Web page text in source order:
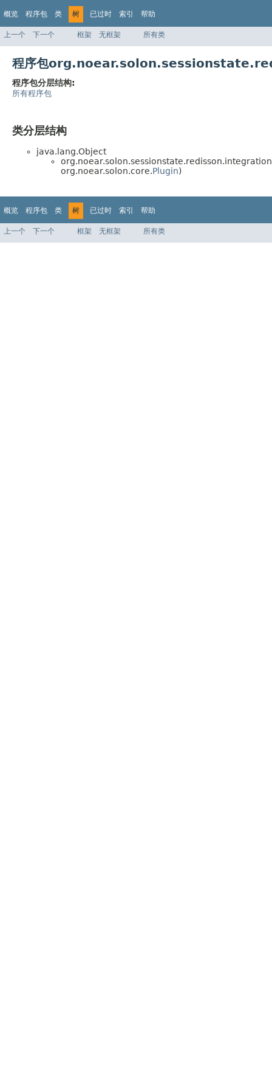
概览 程序包 类 树 已过时 索引 帮助
上一个 下一个 框架 无框架 所有类
程序包
程序包分层结构:
所有程序包
类分层结构
java.lang.Object
org.noear.solon.core.Plugin)
概览 程序包 类 树 已过时 索引 帮助
上一个 下一个 框架 无框架 所有类